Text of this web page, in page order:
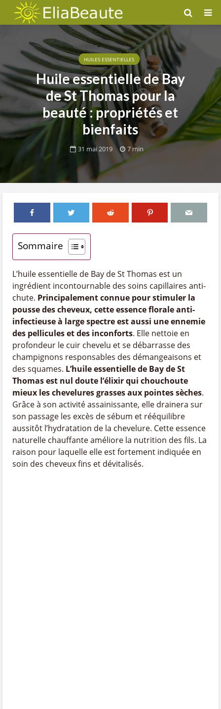
HUILES ESSENTIELLES
Huile essentielle de Bay
de St Thomas pour la
beauté : propriétés et
bienfaits
31 mai 2019 7 min
Sommaire
L’huile essentielle de Bay de St Thomas est un
ingrédient incontournable des soins capillaires anti-
chute. Principalement connue pour stimuler la
pousse des cheveux, cette essence florale anti-
infectieuse à large spectre est aussi une ennemie
des pellicules et des inconforts. Elle nettoie en
profondeur le cuir chevelu et se débarrasse des
champignons responsables des démangeaisons et
des squames. L’huile essentielle de Bay de St
Thomas est nul doute l’élixir qui chouchoute
mieux les chevelures grasses aux pointes sèches.
Grâce à son activité assainissante, elle drainera sur
son passage les excès de sébum et rééquilibre
aussitôt l’hydratation de la chevelure. Cette essence
naturelle chauffante améliore la nutrition des fils. La
raison pour laquelle elle est fortement indiquée en
soin des cheveux fins et dévitalisés.